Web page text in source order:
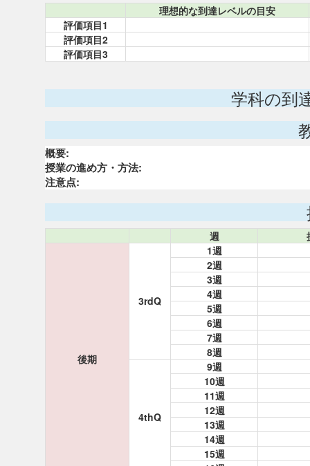
理想的な到達レベルの目安
評価項目1
評価項目2
評価項目3
学科の到
概要:
授業の進め方・方法:
注意点:
週
後期
3rdQ
1週
2週
3週
4週
5週
6週
7週
8週
4thQ
9週
10週
11週
12週
13週
14週
15週